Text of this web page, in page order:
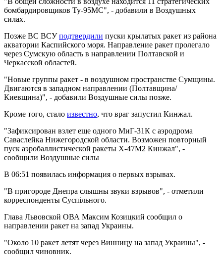
бомбардировщиков Ту-95МС", - добавили в Воздушных
силах.
Позже ВС ВСУподтвердили пуски крылатых ракет из района
акватории Каспийского моря. Направление ракет пролегало
через Сумскую область в направлении Полтавской и
Черкасской областей.
"Новые группы ракет - в воздушном пространстве Сумщины.
Двигаются в западном направлении (Полтавщина/
Киевщина)", - добавили Воздушные силы позже.
Кроме того, стало известно, что враг запустил Кинжал.
"Зафиксирован взлет еще одного МиГ-31К с аэродрома
Саваслейка Нижегородской области. Возможен повторный
пуск аэробаллистической ракеты Х-47М2 Кинжал", -
сообщили Воздушные силы
В 06:51 появилась информация о первых взрывах.
"В пригороде Днепра слышны звуки взрывов", - отметили
корреспонденты Суспільного.
Глава Львовской ОВА Максим Козицкий сообщил о
направлении ракет на запад Украины.
"Около 10 ракет летят через Винницу на запад Украины", -
сообщил чиновник.